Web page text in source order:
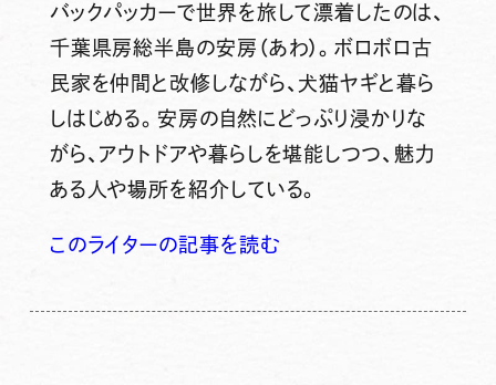
バックパッカーで世界を旅して漂着したのは、
千葉県房総半島の安房（あわ）。ボロボロ古
民家を仲間と改修しながら、犬猫ヤギと暮ら
しはじめる。安房の自然にどっぷり浸かりな
がら、アウトドアや暮らしを堪能しつつ、魅力
ある人や場所を紹介している。
このライターの記事を読む